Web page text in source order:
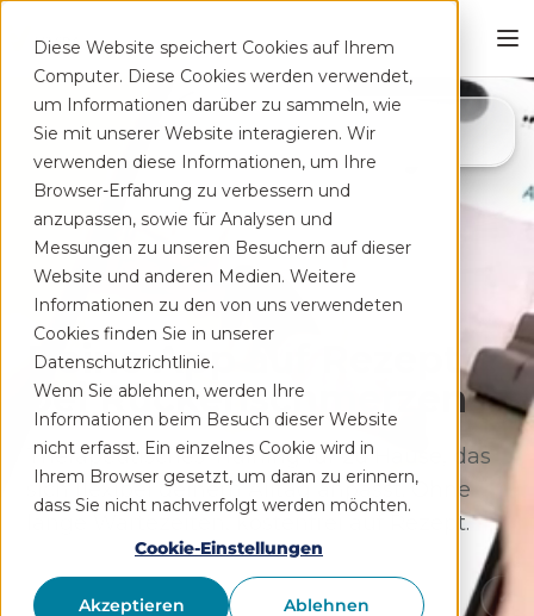
Diese Website speichert Cookies auf Ihrem
Computer. Diese Cookies werden verwendet,
um Informationen darüber zu sammeln, wie
Sie mit unserer Website interagieren. Wir
verwenden diese Informationen, um Ihre
Browser-Erfahrung zu verbessern und
anzupassen, sowie für Analysen und
Messungen zu unseren Besuchern auf dieser
Website und anderen Medien. Weitere
Informationen zu den von uns verwendeten
Cookies finden Sie in unserer
Datenschutzrichtlinie.
Wenn Sie ablehnen, werden Ihre
Informationen beim Besuch dieser Website
nicht erfasst. Ein einzelnes Cookie wird in
Ihrem Browser gesetzt, um daran zu erinnern,
dass Sie nicht nachverfolgt werden möchten.
Cookie-Einstellungen
Akzeptieren Ablehnen
Deine App auf Rezept
bei Rücken­schmerzen
Therapeutisches Training für zu Hause, das
sich flexibel deinem Alltag anpasst. Ohne
lange Wartezeiten, kostenfrei auf Rezept.
Schutz von Gesundheitsdaten